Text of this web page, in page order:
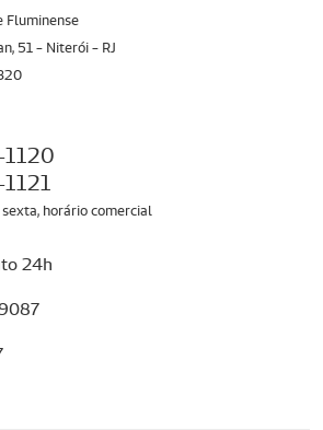
Fluminense
51 - Niterói - RJ
horário comercial
24h